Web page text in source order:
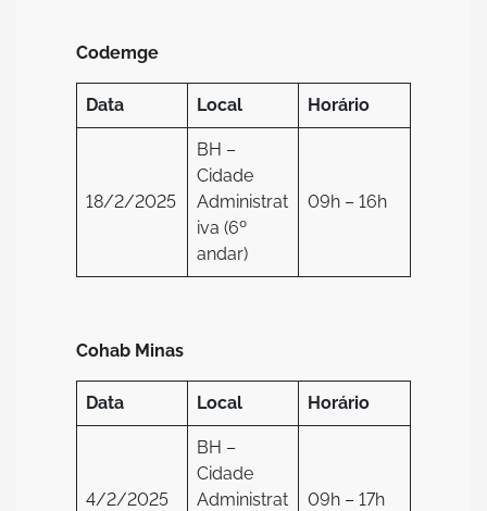
Codemge
Data Local Horário
18/2/2025
BH –
Cidade
Administrat
iva (6º
andar)
09h – 16h
Cohab Minas
Data Local Horário
4/2/2025
BH –
Cidade
Administrat
09h – 17h